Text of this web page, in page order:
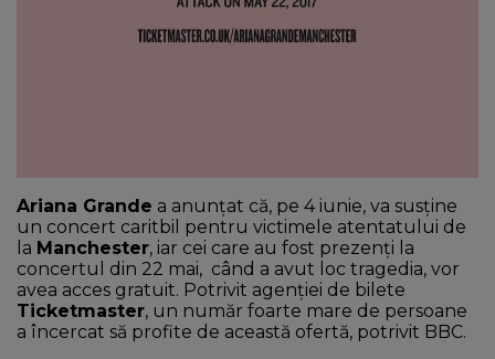
Ariana Grande a anunțat că, pe 4 iunie, va susține
un concert caritbil pentru victimele atentatului de
la Manchester, iar cei care au fost prezenți la
concertul din 22 mai, când a avut loc tragedia, vor
avea acces gratuit. Potrivit agenției de bilete
Ticketmaster, un număr foarte mare de persoane
a încercat să profite de această ofertă, potrivit BBC.